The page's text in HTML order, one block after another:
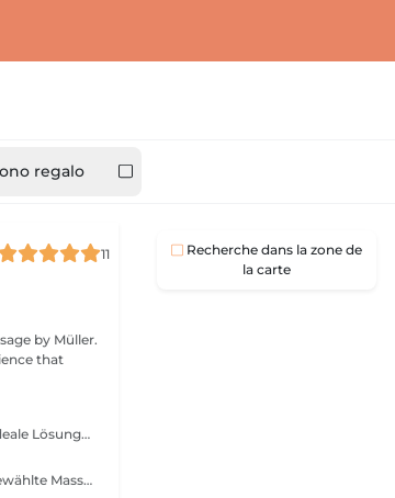
regalo
11
by Müller.
that
Die Schulter-, Rücken- und Nackenmassage ist die ideale Lösung bei Muskelverspannungen, die durch Knoten oder Haltungsschäden im Oberkörper verursacht werden.
Die Ganzkörpermassage ist eine bekannte und oft gewählte Massageform. Die Technik wird angewandt zur Vorbeugung und Behandlung von physischen oder auch stressbedingten Beschwerden. Mit verschiedenen Massagegriffen wird der Körper in einen Zustand der Entspannung versetzt und du kannst dich vollkommen fallen lassen.
Recherche dans la zone de
la carte